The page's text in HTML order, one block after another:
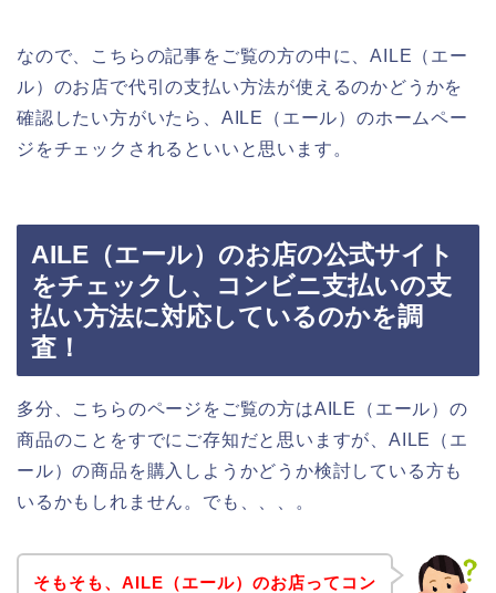
なので、こちらの記事をご覧の方の中に、AILE（エー
ル）のお店で代引の支払い方法が使えるのかどうかを
確認したい方がいたら、AILE（エール）のホームペー
ジをチェックされるといいと思います。
AILE（エール）のお店の公式サイト
をチェックし、コンビニ支払いの支
払い方法に対応しているのかを調
査！
多分、こちらのページをご覧の方はAILE（エール）の
商品のことをすでにご存知だと思いますが、AILE（エ
ール）の商品を購入しようかどうか検討している方も
いるかもしれません。でも、、、。
そもそも、AILE（エール）のお店ってコン